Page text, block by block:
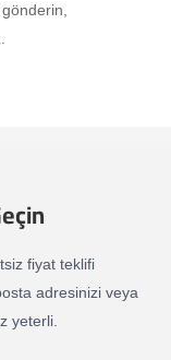
fiyat teklifi
adresinizi veya
yeterli.